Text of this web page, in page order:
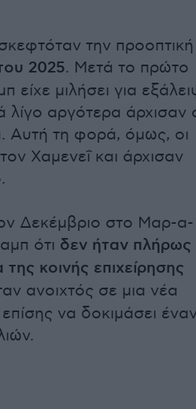
την προοπτική
2025. Μετά το πρώτο
είχε μιλήσει για
αργότερα άρχισαν
Αυτή τη φορά, όμως, οι
Χαμενεΐ και άρχισαν
Δεκέμβριο στο Μαρ-α-
ότι δεν ήταν πλήρως
κοινής επιχείρησης
ανοιχτός σε μια νέα
να δοκιμάσει